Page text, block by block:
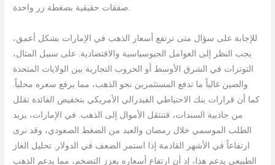
صفقات حقيقية بضغطة زر واحدة.
للإجابة على سؤال متى ترتفع أسعار الذهب في الإمارات بشكل أعمق،
يجب النظر إلى العوامل الجيوسياسية والاقتصادية. على سبيل المثال،
التوترات في الشرق الأوسط أو الحروب التجارية بين الولايات المتحدة
والصين غالباً ما تدفع المستثمرين نحو الذهب، مما يرفع سعره محلياً.
كما أن قرارات بنك الاحتياطي الفيدرالي الأمريكي بتخفيض الفائدة تقلل
من جاذبية السندات، فتنتقل الأموال إلى الذهب. في الإمارات، يزيد
الطلب الموسمي خلال رمضان والعيد من الضغط الصعودي، وقد نرى
ارتفاعاً في الأشهر القادمة إذا استمر الضعف في الدولار. تحليل الغاز
الطبيعي يدعم هذا، إذ أن ارتفاع أسعاره يعزز التضخم، مما يدعم الذهب